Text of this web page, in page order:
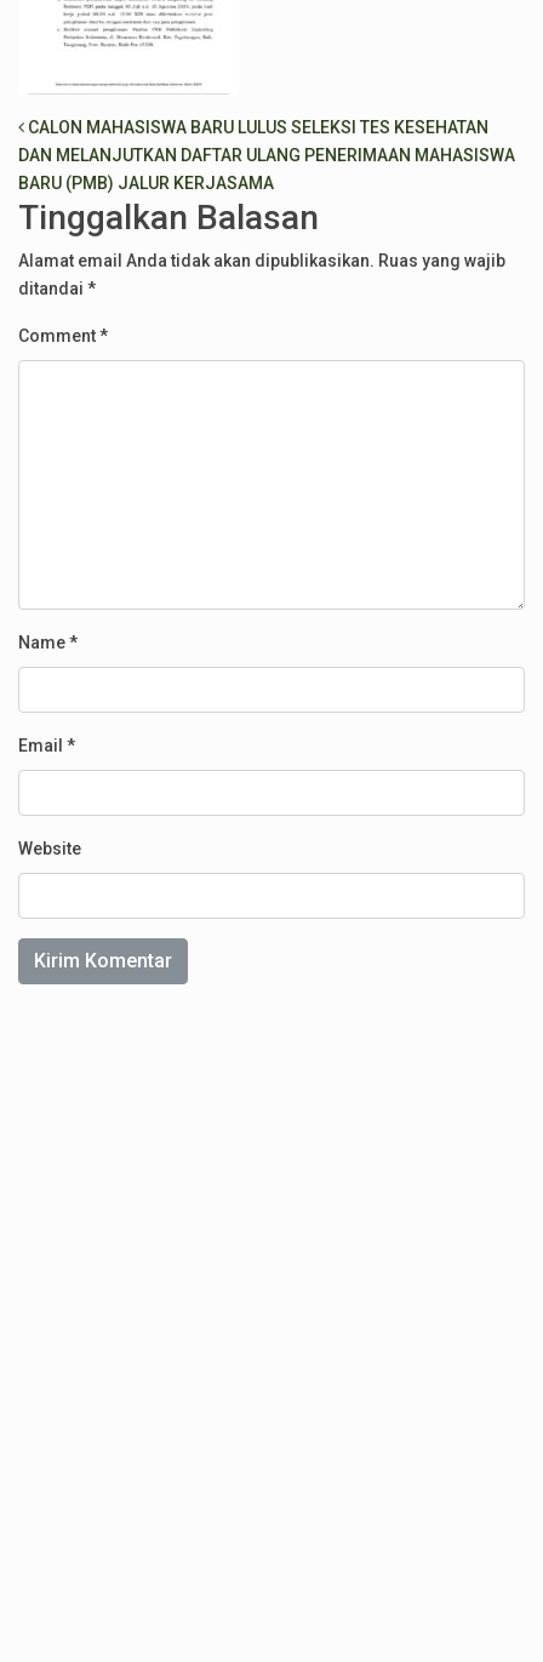
Post navigation
CALON MAHASISWA BARU LULUS SELEKSI TES KESEHATAN
DAN MELANJUTKAN DAFTAR ULANG PENERIMAAN MAHASISWA
BARU (PMB) JALUR KERJASAMA
Tinggalkan Balasan
Alamat email Anda tidak akan dipublikasikan. Ruas yang wajib
ditandai *
Comment*
Name*
Email *
Website